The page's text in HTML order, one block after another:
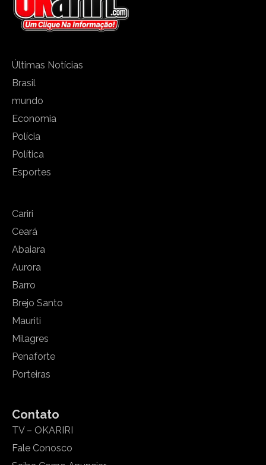
Últimas Notícias
Brasil
mundo
Economia
Polícia
Política
Esportes
Cariri
Ceará
Abaiara
Aurora
Barro
Brejo Santo
Mauriti
Milagres
Penaforte
Porteiras
Contato
TV – OKARIRI
Fale Conosco